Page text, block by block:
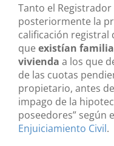
Tanto el
posteriormente la
calificación registral
que existían
vivienda a los que
de las cuotas
propietario, antes
impago de la
poseedores” según
Enjuiciamiento Civil.